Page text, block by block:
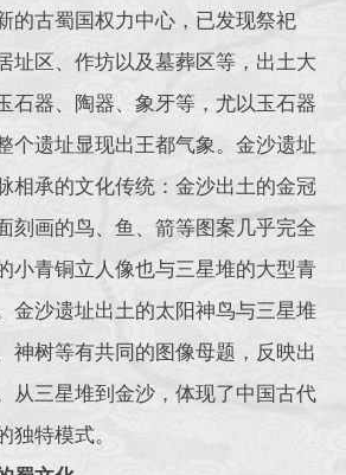
的古蜀国权力中心，已发现祭祀
址区、作坊以及墓葬区等，出土大
石器、陶器、象牙等，尤以玉石器
个遗址显现出王都气象。金沙遗址
相承的文化传统：金沙出土的金冠
刻画的鸟、鱼、箭等图案几乎完全
小青铜立人像也与三星堆的大型青
金沙遗址出土的太阳神鸟与三星堆
神树等有共同的图像母题，反映出
从三星堆到金沙，体现了中国古代
独特模式。